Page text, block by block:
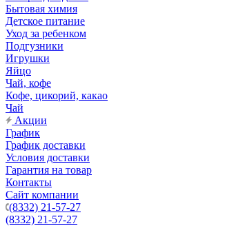
Бытовая химия
Детское питание
Уход за ребенком
Подгузники
Игрушки
Яйцо
Чай, кофе
Кофе, цикорий, какао
Чай
Акции
График
График доставки
Условия доставки
Гарантия на товар
Контакты
Сайт компании
(8332) 21-57-27
(8332) 21-57-27